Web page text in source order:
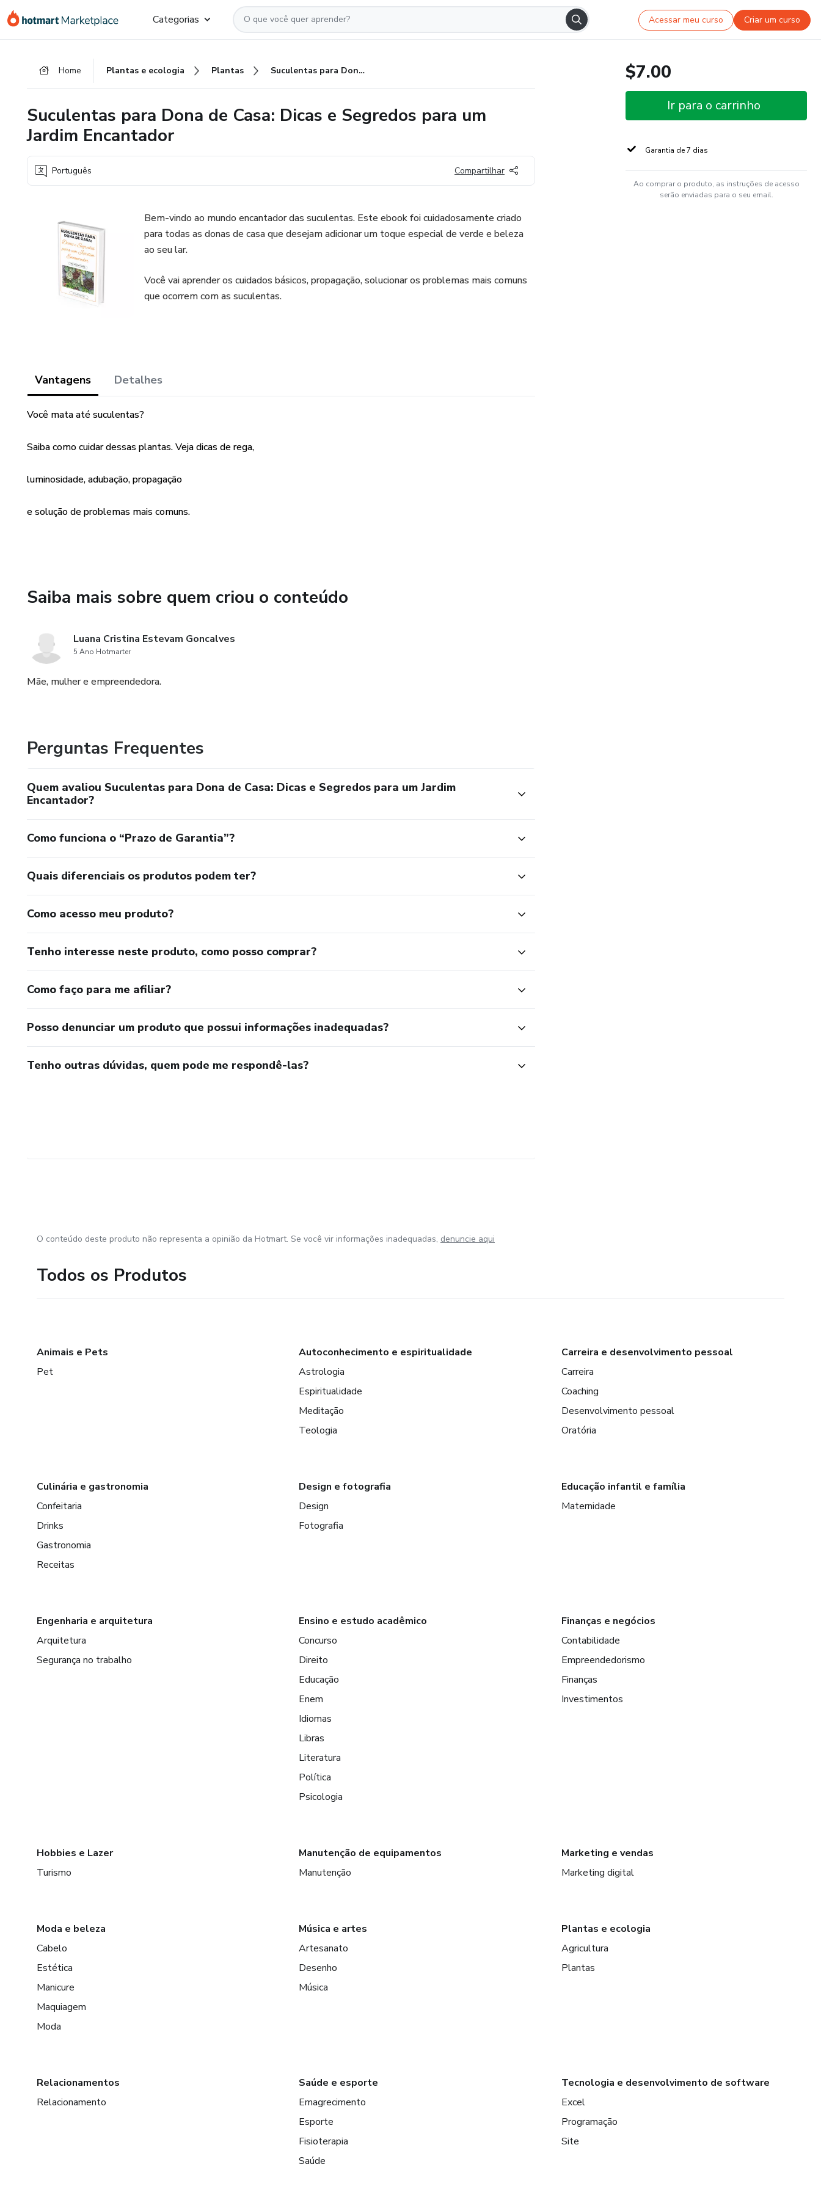
para
para
para
Categorias Acessar meu curso Criar um curso
Home Plantas e ecologia Plantas Suculentas para Dona de Casa: Dicas e Segredos para um Jardim Encantador
Suculentas para Dona de Casa: Dicas e Segredos para um
Jardim Encantador
Português Compartilhar
Bem-vindo ao mundo encantador das suculentas. Este ebook foi cuidadosamente criado
para todas as donas de casa que desejam adicionar um toque especial de verde e beleza
ao seu lar.
Você vai aprender os cuidados básicos, propagação, solucionar os problemas mais comuns
que ocorrem com as suculentas.
Vantagens Detalhes
Você mata até suculentas?
Saiba como cuidar dessas plantas. Veja dicas de rega,
luminosidade, adubação, propagação
e solução de problemas mais comuns.
Saiba mais sobre quem criou o conteúdo
Luana Cristina Estevam Goncalves
5 Ano Hotmarter
Mãe, mulher e empreendedora.
Perguntas Frequentes
Quem avaliou Suculentas para Dona de Casa: Dicas e Segredos para um Jardim
Encantador?
Como funciona o “Prazo de Garantia”?
Quais diferenciais os produtos podem ter?
Como acesso meu produto?
Tenho interesse neste produto, como posso comprar?
Como faço para me afiliar?
Posso denunciar um produto que possui informações inadequadas?
Tenho outras dúvidas, quem pode me respondê-las?
$7.00
Ir para o carrinho
Garantia de 7 dias
Ao comprar o produto, as instruções de acesso
serão enviadas para o seu email.
O conteúdo deste produto não representa a opinião da Hotmart. Se você vir informações inadequadas, denuncie aqui
Todos os Produtos
Animais e Pets
Pet
Autoconhecimento e espiritualidade
Astrologia
Espiritualidade
Meditação
Teologia
Carreira e desenvolvimento pessoal
Carreira
Coaching
Desenvolvimento pessoal
Oratória
Culinária e gastronomia
Confeitaria
Drinks
Gastronomia
Receitas
Design e fotografia
Design
Fotografia
Educação infantil e família
Maternidade
Engenharia e arquitetura
Arquitetura
Segurança no trabalho
Ensino e estudo acadêmico
Concurso
Direito
Educação
Enem
Idiomas
Libras
Literatura
Política
Psicologia
Finanças e negócios
Contabilidade
Empreendedorismo
Finanças
Investimentos
Hobbies e Lazer
Turismo
Manutenção de equipamentos
Manutenção
Marketing e vendas
Marketing digital
Moda e beleza
Cabelo
Estética
Manicure
Maquiagem
Moda
Música e artes
Artesanato
Desenho
Música
Plantas e ecologia
Agricultura
Plantas
Relacionamentos
Relacionamento
Saúde e esporte
Emagrecimento
Esporte
Fisioterapia
Saúde
Tecnologia e desenvolvimento de software
Excel
Programação
Site